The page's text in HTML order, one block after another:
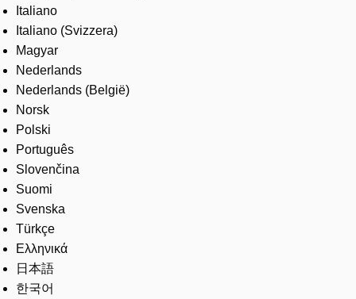
Italiano
Italiano (Svizzera)
Magyar
Nederlands
Nederlands (België)
Norsk
Polski
Português
Slovenčina
Suomi
Svenska
Türkçe
Ελληνικά
日本語
한국어